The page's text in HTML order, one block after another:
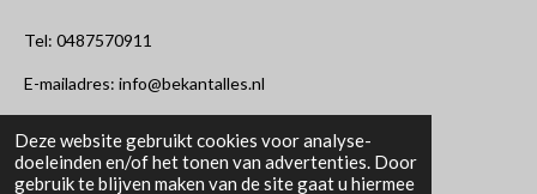
Deze website gebruikt cookies voor analyse-
doeleinden en/of het tonen van advertenties. Door
gebruik te blijven maken van de site gaat u hiermee
Tel: 0487570911
E-mailadres: info@bekantalles.nl
Rooysestraat 4